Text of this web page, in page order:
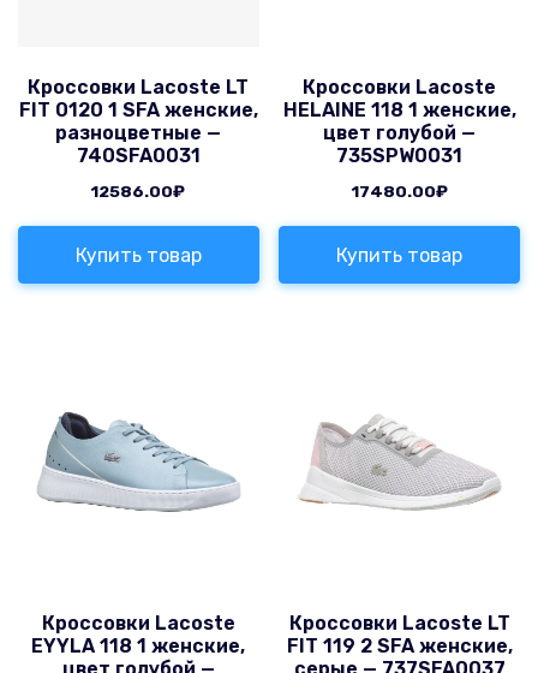
Кроссовки Lacoste LT
FIT 0120 1 SFA женские,
разноцветные —
740SFA0031
12586.00₽
Купить товар
Кроссовки Lacoste
HELAINE 118 1 женские,
цвет голубой —
735SPW0031
17480.00₽
Купить товар
Кроссовки Lacoste
EYYLA 118 1 женские,
цвет голубой —
Кроссовки Lacoste LT
FIT 119 2 SFA женские,
серые — 737SFA0037